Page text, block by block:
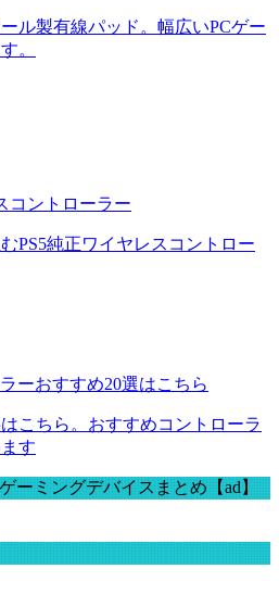
ル製有線パッド。幅広いPCゲー
。
コントローラー
PS5純正ワイヤレスコントロー
ーおすすめ20選はこちら
こちら。おすすめコントローラ
す
ーミングデバイスまとめ【ad】